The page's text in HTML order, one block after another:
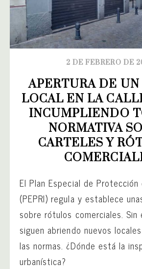
2 DE FEBRERO DE
APERTURA DE
LOCAL EN LA
INCUMPLIENDO
NORMATIVA
CARTELES Y
El Plan Especial de Protección
(PEPRI) regula y establece
sobre rótulos comerciales. Sin
siguen abriendo nuevos
las normas. ¿Dónde está la
urbanística?